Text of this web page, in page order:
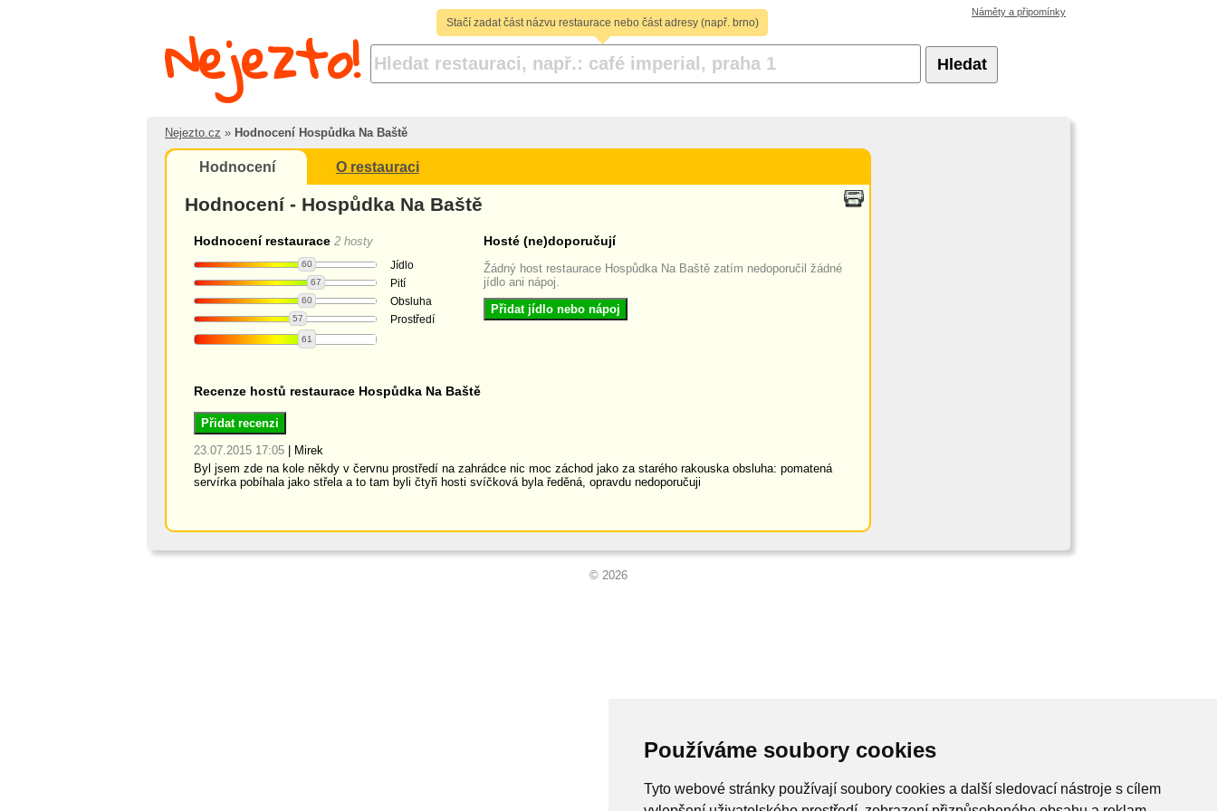
Používáme soubory cookies
Tyto webové stránky používají soubory cookies a další sledovací nástroje s cílem
Stačí zadat část názvu restaurace nebo část adresy (např. brno)
Nejezto! Hledat
Nejezto.cz » Hodnocení Hospůdka Na Baště
Hodnocení O restauraci
Hodnocení - Hospůdka Na Baště
Hodnocení restaurace 2 hosty
60 Jídlo
67 Pití
60 Obsluha
57 Prostředí
61
Hosté (ne)doporučují
Žádný host restaurace Hospůdka Na Baště zatím nedoporučil žádné
jídlo ani nápoj.
Přidat jídlo nebo nápoj
Recenze hostů restaurace Hospůdka Na Baště
Přidat recenzi
23.07.2015 17:05
Mirek
Byl jsem zde na kole někdy v červnu prostředí na zahrádce nic moc záchod jako za starého rakouska obsluha: pomatená
servírka pobíhala jako střela a to tam byli čtyři hosti svíčková byla ředěná, opravdu nedoporučuji
© 2026
Náměty a připomínky